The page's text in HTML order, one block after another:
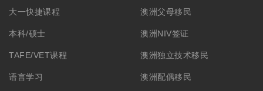
大一快捷课程
本科/硕士
TAFE/VET课程
语言学习
澳洲父母移民
澳洲NIV签证
澳洲独立技术移民
澳洲配偶移民